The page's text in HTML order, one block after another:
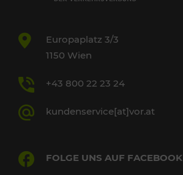
Europaplatz 3/3
1150 Wien
+43 800 22 23 24
kundenservice[at]vor.at
FOLGE UNS AUF FACEBOOK